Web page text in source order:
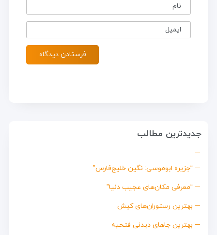
نام
ایمیل
جدیدترین مطالب
“جزیره ابوموسی: نگین خلیج‌فارس”
“معرفی مکان‌های عجیب دنیا”
بهترین رستوران‌های کیش
بهترین جاهای دیدنی فتحیه